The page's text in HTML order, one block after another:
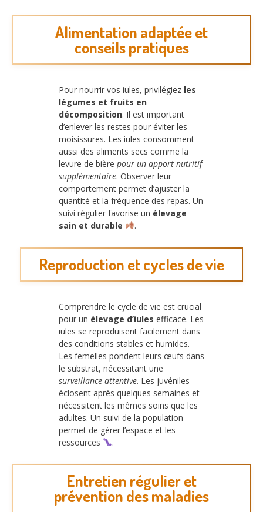
Alimentation adaptée et
conseils pratiques
Pour nourrir vos iules, privilégiez les
légumes et fruits en
décomposition. Il est important
d’enlever les restes pour éviter les
moisissures. Les iules consomment
aussi des aliments secs comme la
levure de bière pour un apport nutritif
supplémentaire. Observer leur
comportement permet d’ajuster la
quantité et la fréquence des repas. Un
suivi régulier favorise un élevage
sain et durable
.
Reproduction et cycles de vie
Comprendre le cycle de vie est crucial
pour un élevage d’iules efficace. Les
iules se reproduisent facilement dans
des conditions stables et humides.
Les femelles pondent leurs œufs dans
le substrat, nécessitant une
surveillance attentive. Les juvéniles
éclosent après quelques semaines et
nécessitent les mêmes soins que les
adultes. Un suivi de la population
permet de gérer l’espace et les
ressources
.
Entretien régulier et
prévention des maladies